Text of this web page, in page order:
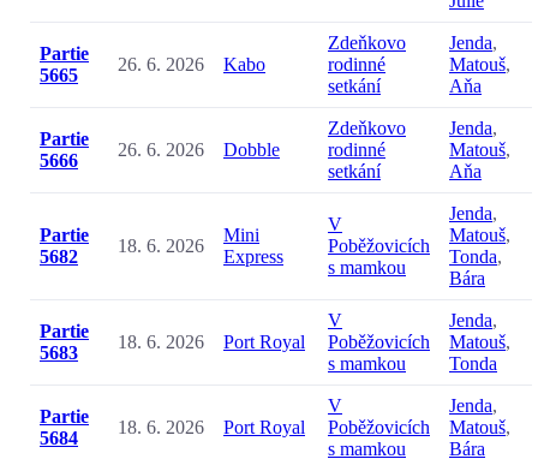
Partie
5665
26. 6. 2026 Kabo
Zdeňkovo
rodinné
setkání
Jenda,
Matouš,
Aňa
Partie
5666
26. 6. 2026 Dobble
Zdeňkovo
rodinné
setkání
Jenda,
Matouš,
Aňa
Partie
5682
18. 6. 2026
Mini
Express
V
Poběžovicích
s mamkou
Jenda,
Matouš,
Tonda,
Bára
Partie
5683
18. 6. 2026 Port Royal
V
Poběžovicích
s mamkou
Jenda,
Matouš,
Tonda
Partie
5684
18. 6. 2026 Port Royal
V
Poběžovicích
s mamkou
Jenda,
Matouš,
Bára